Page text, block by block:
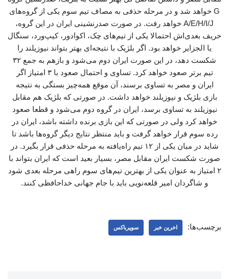
G خواهد شد و در مرحله حذفی به مصاف تیم سوم یکی از گروه‌های
A/E/H/I/J خواهد رفت. در صورت صدرنشینی ایران در این گروه،
حریف بعدی‌اش احتمالا یکی از تیم‌های چک، اکوادور، کیپ‌ورد، سنگال
یا الجزایر خواهد بود. اگر بلژیک با نتیجه‌ای بهتر بتواند نیوزیلند را
شکست دهد، در این صورت ایران دوم می‌شود و بازهم به جمع ۳۲
تیم برتر صعود خواهد کرد. تساوی و احتمال صعود با ۳ امتیاز اگر
ایران و مصر به تساوی برسند، آن موقع همه‌چیز بستگی به نتیجه
بازی بلژیک و نیوزیلند خواهد داشت. در صورتی که بلژیک هم مقابل
نیوزیلند به تساوی برسد، ایران در گروه دوم می‌شود و قطعا صعود
خواهد کرد ولی در صورتی که این بازی برنده داشته باشد، ایران در
رده سوم قرار خواهد گرفت و باید منتظر نتایج دیگر گروه‌ها باشد تا
شاید در میان یکی از ۱۲ تیم راه‌یافته به مرحله حذفی قرار بگیرد. در
صورت شکست ایران مقابل مصر، بسیار بعید است که ایران بتواند با
۲ امتیاز به عنوان یکی از بهترین تیم‌های سوم راهی مرحله بعدی شود
و شاگردان امیر قلعه‌نویی باید با جام جهانی خداحافظی کنند.
برچسب‌ها: اخرین خبر سوپرباکس